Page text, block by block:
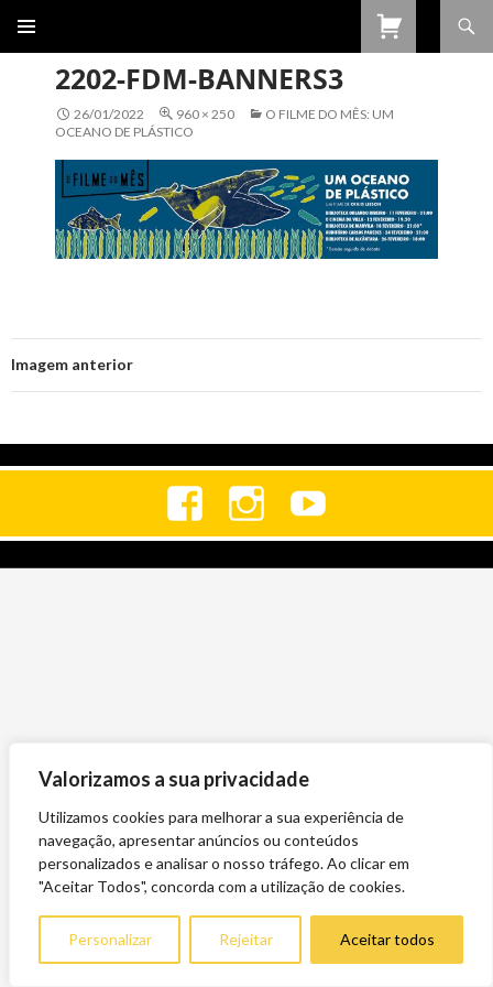
Valorizamos a sua privacidade
Utilizamos cookies para melhorar a sua experiência de
navegação, apresentar anúncios ou conteúdos
personalizados e analisar o nosso tráfego. Ao clicar em
"Aceitar Todos", concorda com a utilização de cookies.
Personalizar Rejeitar Aceitar todos
2202-FDM-BANNERS3
26/01/2022 960 × 250
O FILME DO MÊS: UM
OCEANO DE PLÁSTICO
Imagem anterior